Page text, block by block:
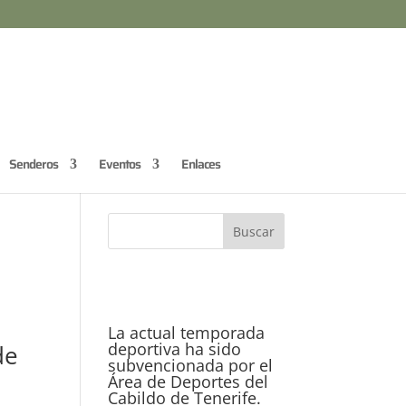
Senderos Eventos Enlaces
La actual temporada
deportiva ha sido
subvencionada por el
Área de Deportes del
Cabildo de Tenerife.